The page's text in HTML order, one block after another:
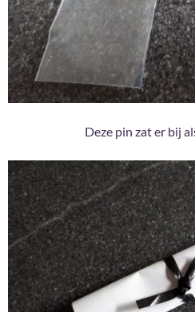
Deze pin zat er bij